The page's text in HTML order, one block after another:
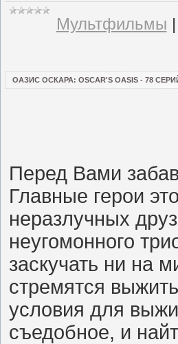
Мультфильмы |
ОАЗИС ОСКАРА: OSCAR'S OASIS - 78 СЕРИЙ
Перед Вами
Главные герои
неразлучных
неугомонного
заскучать ни на
стремятся
условия для
съедобное, и